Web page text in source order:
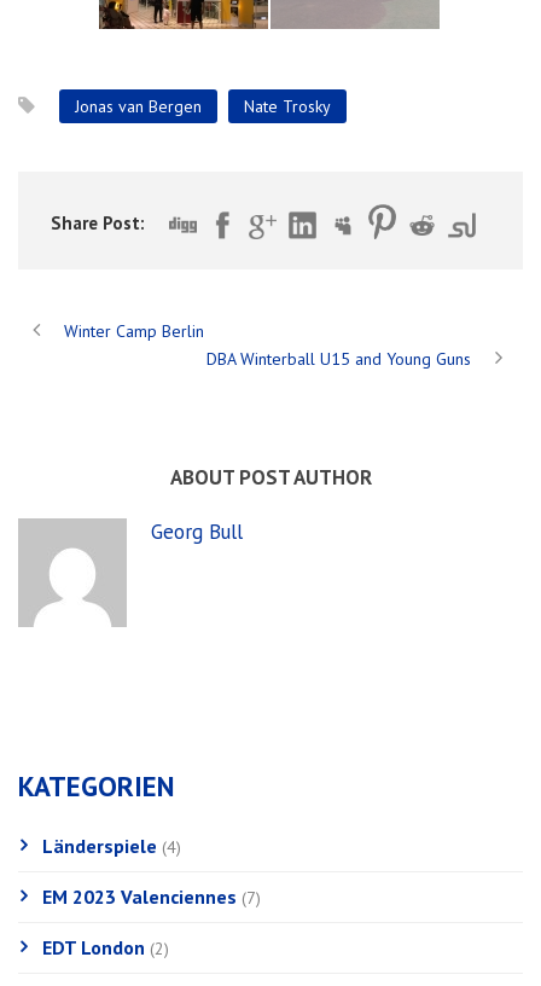
Jonas van Bergen Nate Trosky
Share Post:
Winter Camp Berlin
DBA Winterball U15 and Young Guns
ABOUT POST AUTHOR
Georg Bull
KATEGORIEN
Länderspiele (4)
EM 2023 Valenciennes (7)
EDT London (2)